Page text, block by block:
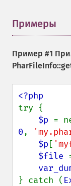
Примеры
Пример #1
try {
$p =
0,
$p [
$file
} catch (